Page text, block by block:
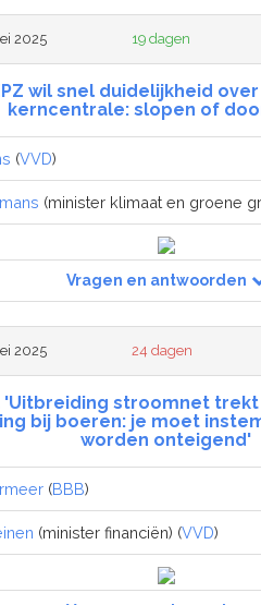
2025 19 dagen
wil snel duidelijkheid
kerncentrale: slopen of
(VVD)
(minister klimaat en groene
Vragen en antwoorden
2025 24 dagen
'Uitbreiding stroomnet trekt
bij boeren: je moet
worden onteigend'
(BBB)
(minister financiën) (VVD)